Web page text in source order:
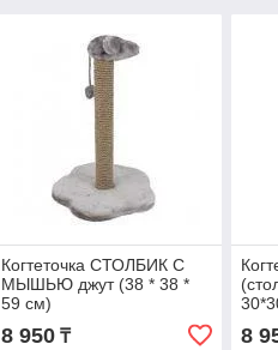
Когтеточка СТОЛБИК С
МЫШЬЮ джут (38 * 38 *
59 см)
8 950₸ 8